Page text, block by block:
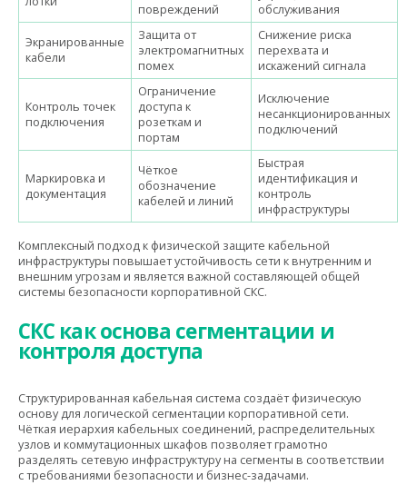
повреждений
обслуживания
Экранированные
кабели
Защита от
электромагнитных
помех
Снижение риска
перехвата и
искажений сигнала
Контроль точек
подключения
Ограничение
доступа к
розеткам и
портам
Исключение
несанкционированных
подключений
Маркировка и
документация
Чёткое
обозначение
кабелей и линий
Быстрая
идентификация и
контроль
инфраструктуры
Комплексный подход к физической защите кабельной
инфраструктуры повышает устойчивость сети к внутренним и
внешним угрозам и является важной составляющей общей
системы безопасности корпоративной СКС.
СКС как основа сегментации и
контроля доступа
Структурированная кабельная система создаёт физическую
основу для логической сегментации корпоративной сети.
Чёткая иерархия кабельных соединений, распределительных
узлов и коммутационных шкафов позволяет грамотно
разделять сетевую инфраструктуру на сегменты в соответствии
с требованиями безопасности и бизнес-задачами.